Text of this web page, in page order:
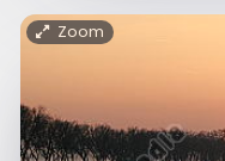
Zoom